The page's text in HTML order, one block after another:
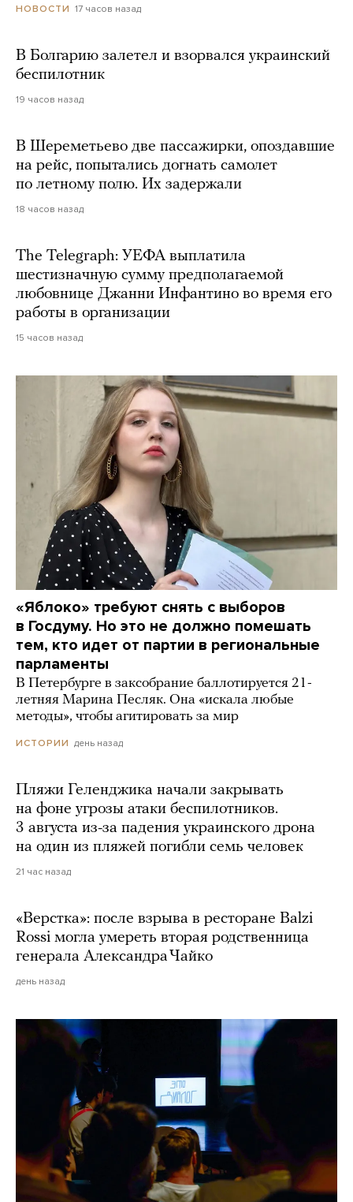
НОВОСТИ 17 часов назад
В Болгарию залетел и взорвался украинский
беспилотник
19 часов назад
В Шереметьево две пассажирки, опоздавшие
на рейс, попытались догнать самолет
по летному полю. Их задержали
18 часов назад
The Telegraph: УЕФА выплатила
шестизначную сумму предполагаемой
любовнице Джанни Инфантино во время его
работы в организации
15 часов назад
«Яблоко» требуют снять с выборов
в Госдуму. Но это не должно помешать
тем, кто идет от партии в региональные
парламенты
В Петербурге в заксобрание баллотируется 21-
летняя Марина Песляк. Она «искала любые
методы», чтобы агитировать за мир
ИСТОРИИ день назад
Пляжи Геленджика начали закрывать
на фоне угрозы атаки беспилотников.
3 августа из-за падения украинского дрона
на один из пляжей погибли семь человек
21 час назад
«Верстка»: после взрыва в ресторане Balzi
Rossi могла умереть вторая родственница
генерала Александра Чайко
день назад